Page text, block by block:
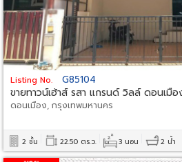
Listing No. G85104
ขายทาวน์เฮ้าส์ รสา แกรนด์ วิลล์ ดอนเมือ
ดอนเมือง, กรุงเทพมหานคร
2 ชั้น 22.50 ตร.ว. 3 นอน 2 น้ำ